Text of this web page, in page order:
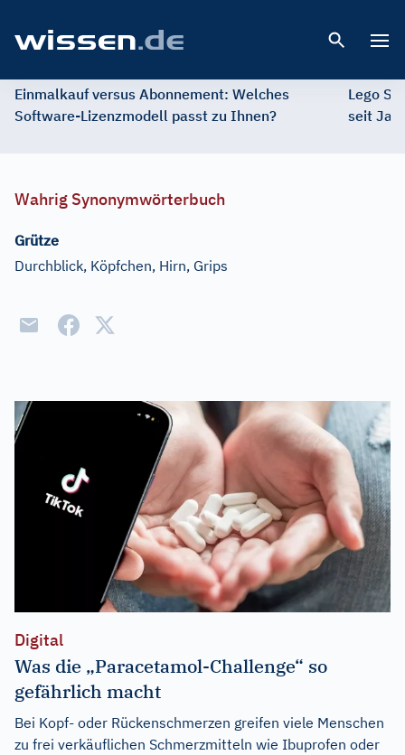
Einmalkauf versus Abonnement: Welches
Software-Lizenzmodell passt zu Ihnen?
Lego
seit
Wahrig Synonymwörterbuch
Grütze
Durchblick, Köpfchen, Hirn, Grips
Digital
Was die „Paracetamol-Challenge“ so
gefährlich macht
Bei Kopf- oder Rückenschmerzen greifen viele Menschen
zu frei verkäuflichen Schmerzmitteln wie Ibuprofen oder